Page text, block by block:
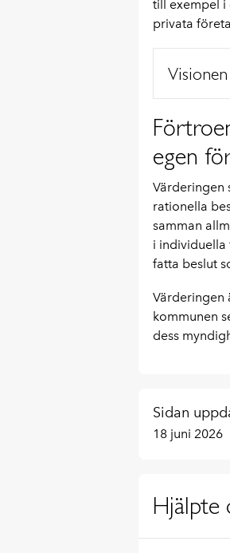
till exempel i
privata
egen
Värderingen
rationella
samman
i individuella
fatta beslut
Värderingen
kommunen
dess
Sidan
18 juni 2026
Hjälpte